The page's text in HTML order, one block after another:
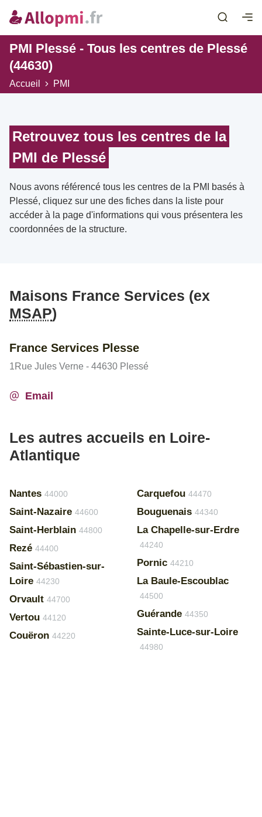
PMI Plessé - Tous les centres de Plessé
(44630)
Accueil PMI
Retrouvez tous les centres de la
PMI de Plessé
Nous avons référencé tous les centres de la PMI basés à
Plessé, cliquez sur une des fiches dans la liste pour
accéder à la page d'informations qui vous présentera les
coordonnées de la structure.
Maisons France Services (ex
MSAP)
France Services Plesse
1Rue Jules Verne - 44630 Plessé
Email
Les autres accueils en Loire-
Atlantique
Nantes 44000
Saint-Nazaire 44600
Saint-Herblain 44800
Rezé 44400
Saint-Sébastien-sur-
Loire 44230
Orvault 44700
Vertou 44120
Couëron 44220
Carquefou 44470
Bouguenais 44340
La Chapelle-sur-Erdre
44240
Pornic 44210
La Baule-Escoublac
44500
Guérande 44350
Sainte-Luce-sur-Loire
44980